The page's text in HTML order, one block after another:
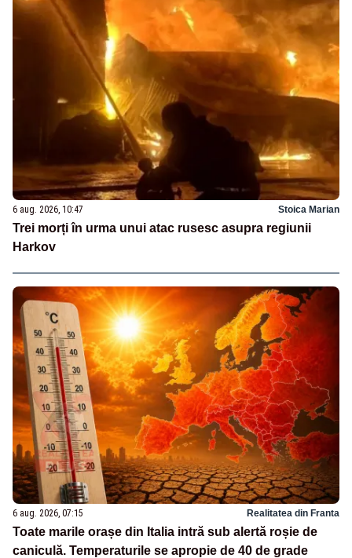
6 aug. 2026, 10:47 Stoica Marian
Trei morți în urma unui atac rusesc asupra regiunii
Harkov
6 aug. 2026, 07:15 Realitatea din Franta
Toate marile orașe din Italia intră sub alertă roșie de
caniculă. Temperaturile se apropie de 40 de grade